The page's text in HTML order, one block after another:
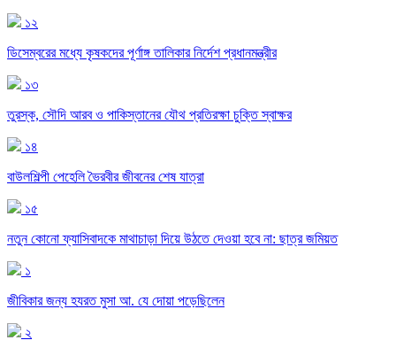
১২
ডিসেম্বরের মধ্যে কৃষকদের পূর্ণাঙ্গ তালিকার নির্দেশ প্রধানমন্ত্রীর
১৩
তুরস্ক, সৌদি আরব ও পাকিস্তানের যৌথ প্রতিরক্ষা চুক্তি স্বাক্ষর
১৪
বাউলশিল্পী পেহেলি ভৈরবীর জীবনের শেষ যাত্রা
১৫
নতুন কোনো ফ্যাসিবাদকে মাথাচাড়া দিয়ে উঠতে দেওয়া হবে না: ছাত্র জমিয়ত
১
জীবিকার জন্য হযরত মুসা আ. যে দোয়া পড়েছিলেন
২